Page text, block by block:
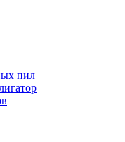
пил